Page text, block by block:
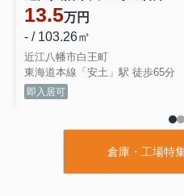
13.5万円
- / 103.26㎡
近江八幡市白王町
東海道本線「安土」駅 徒歩65分
即入居可
倉庫・工場特